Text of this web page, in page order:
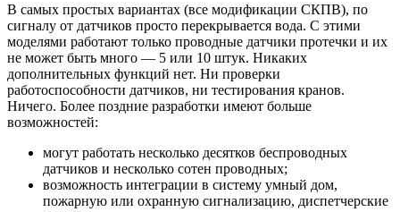
В самых простых вариантах (все модификации СКПВ), по
сигналу от датчиков просто перекрывается вода. С этими
моделями работают только проводные датчики протечки и их
не может быть много — 5 или 10 штук. Никаких
дополнительных функций нет. Ни проверки
работоспособности датчиков, ни тестирования кранов.
Ничего. Более поздние разработки имеют больше
возможностей:
могут работать несколько десятков беспроводных
датчиков и несколько сотен проводных;
возможность интеграции в систему умный дом,
пожарную или охранную сигнализацию, диспетчерские